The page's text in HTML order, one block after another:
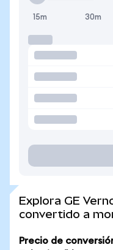
15m 30m
Explora GE
convertido a
Precio de